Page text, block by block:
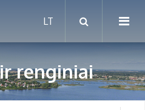
renginiai